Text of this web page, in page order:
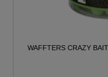
WAFFTERS CRAZY